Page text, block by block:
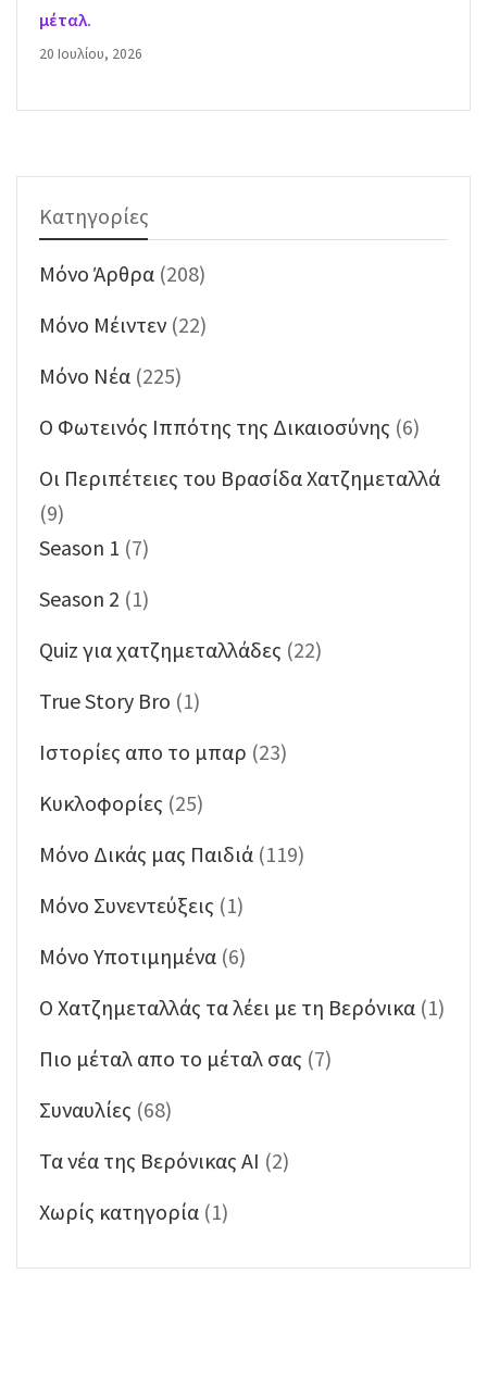
μέταλ.
20 Ιουλίου, 2026
Κατηγορίες
Mόνο Άρθρα (208)
Mόνο Μέιντεν (22)
Mόνο Νέα (225)
O Φωτεινός Ιππότης της Δικαιοσύνης (6)
Oι Περιπέτειες του Βρασίδα Χατζημεταλλά
(9)
Season 1 (7)
Season 2 (1)
Quiz για χατζημεταλλάδες (22)
True Story Bro (1)
Ιστορίες απο το μπαρ (23)
Κυκλοφορίες (25)
Μόνο Δικάς μας Παιδιά (119)
Μόνο Συνεντεύξεις (1)
Μόνο Υποτιμημένα (6)
Ο Χατζημεταλλάς τα λέει με τη Βερόνικα (1)
Πιο μέταλ απο το μέταλ σας (7)
Συναυλίες (68)
Τα νέα της Βερόνικας ΑΙ (2)
Χωρίς κατηγορία (1)